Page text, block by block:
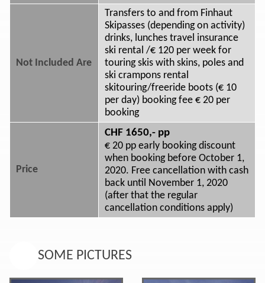
Not Included Are
Transfers to and from Finhaut
Skipasses (depending on activity)
drinks, lunches travel insurance
ski rental /€ 120 per week for
touring skis with skins, poles and
ski crampons rental
skitouring/freeride boots (€ 10
per day) booking fee € 20 per
booking
Price
CHF 1650,- pp
€ 20 pp early booking discount
when booking before October 1,
2020. Free cancellation with cash
back until November 1, 2020
(after that the regular
cancellation conditions apply)
SOME PICTURES